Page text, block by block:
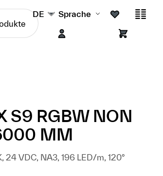
DE Sprache
S9 RGBW NON
MM
VDC, NA3, 196 LED/m, 120°